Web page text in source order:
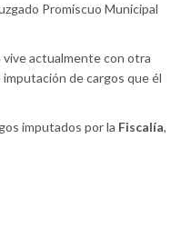
Promiscuo Municipal
actualmente con otra
de cargos que él
imputados por la Fiscalía,